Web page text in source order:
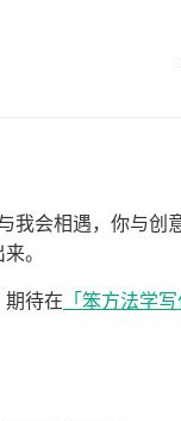
会相遇，你与创
。
期待在 「笨方法学写